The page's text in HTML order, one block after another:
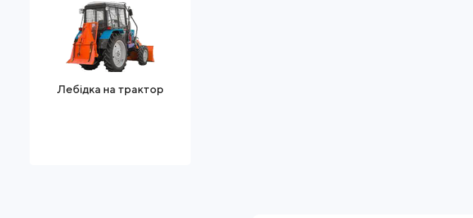
Лебідка на трактор